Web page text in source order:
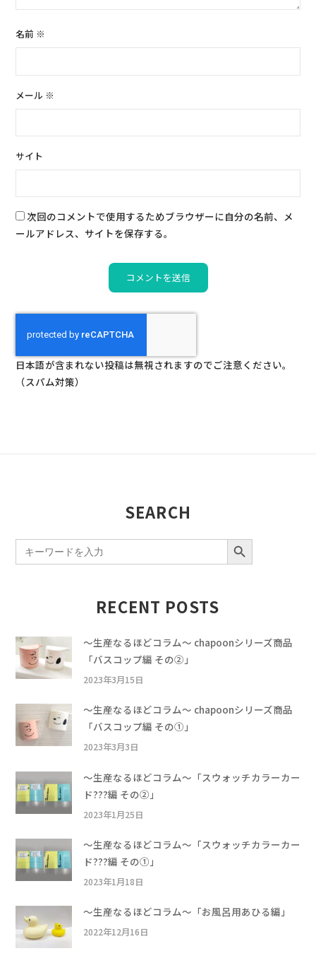
名前 ※
メール ※
サイト
次回のコメントで使用するためブラウザーに自分の名前、メ
ールアドレス、サイトを保存する。
日本語が含まれない投稿は無視されますのでご注意ください。
（スパム対策）
SEARCH
Search
for:
SEARCH BUTTON
RECENT POSTS
〜生産なるほどコラム〜 chapoonシリーズ商品
「バスコップ編 その②」
2023年3月15日
〜生産なるほどコラム〜 chapoonシリーズ商品
「バスコップ編 その①」
2023年3月3日
〜生産なるほどコラム〜「スウォッチカラーカー
ド???編 その②」
2023年1月25日
〜生産なるほどコラム〜「スウォッチカラーカー
ド???編 その①」
2023年1月18日
〜生産なるほどコラム〜「お風呂用あひる編」
2022年12月16日